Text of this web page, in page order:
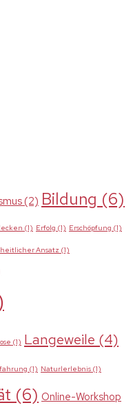
(2) Bildung (6)
(1) Erfolg (1) Erschöpfung (1)
Ansatz (1)
(1) Langeweile (4)
(1) Naturlerlebnis (1)
(6) Online-Workshop